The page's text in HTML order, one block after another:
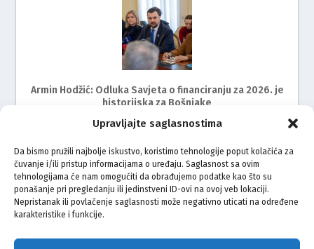
Upravljajte saglasnostima
Da bismo pružili najbolje iskustvo, koristimo tehnologije poput kolačića za
čuvanje i/ili pristup informacijama o uređaju. Saglasnost sa ovim
tehnologijama će nam omogućiti da obrađujemo podatke kao što su
ponašanje pri pregledanju ili jedinstveni ID-ovi na ovoj veb lokaciji.
Nepristanak ili povlačenje saglasnosti može negativno uticati na određene
karakteristike i funkcije.
Armin Hodžić: Odluka Savjeta o financiranju za 2026. je
historijska za Bošnjake
Adem ef. Smajić (1952–2025): Imam koji je ispisivao